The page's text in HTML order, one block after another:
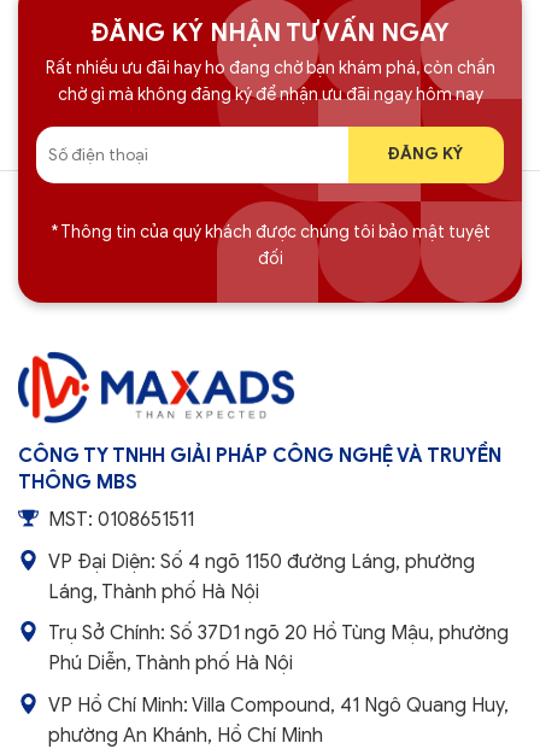
ĐĂNG KÝ NHẬN TƯ VẤN NGAY
Rất nhiều ưu đãi hay ho đang chờ bạn khám phá, còn chần
chờ gì mà không đăng ký để nhận ưu đãi ngay hôm nay
* Thông tin của quý khách được chúng tôi bảo mật tuyệt
đối
CÔNG TY TNHH GIẢI PHÁP CÔNG NGHỆ VÀ TRUYỀN
THÔNG MBS
MST: 0108651511
VP Đại Diện: Số 4 ngõ 1150 đường Láng, phường
Láng, Thành phố Hà Nội
Trụ Sở Chính: Số 37D1 ngõ 20 Hồ Tùng Mậu, phường
Phú Diễn, Thành phố Hà Nội
VP Hồ Chí Minh: Villa Compound, 41 Ngô Quang Huy,
phường An Khánh, Hồ Chí Minh